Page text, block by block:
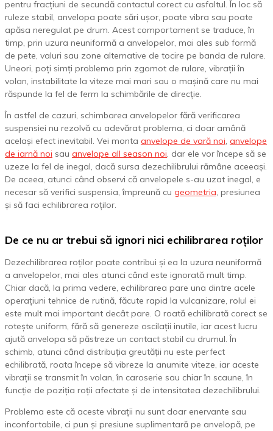
pentru fracțiuni de secundă contactul corect cu asfaltul. În loc să
ruleze stabil, anvelopa poate sări ușor, poate vibra sau poate
apăsa neregulat pe drum. Acest comportament se traduce, în
timp, prin uzura neuniformă a anvelopelor, mai ales sub formă
de pete, valuri sau zone alternative de tocire pe banda de rulare.
Uneori, poți simți problema prin zgomot de rulare, vibrații în
volan, instabilitate la viteze mai mari sau o mașină care nu mai
răspunde la fel de ferm la schimbările de direcție.
În astfel de cazuri, schimbarea anvelopelor fără verificarea
suspensiei nu rezolvă cu adevărat problema, ci doar amână
același efect inevitabil. Vei monta anvelope de vară noi, anvelope
de iarnă noi sau anvelope all season noi, dar ele vor începe să se
uzeze la fel de inegal, dacă sursa dezechilibrului rămâne aceeași.
De aceea, atunci când observi că anvelopele s-au uzat inegal, e
necesar să verifici suspensia, împreună cu geometria, presiunea
și să faci echilibrarea roților.
De ce nu ar trebui să ignori nici echilibrarea roților
Dezechilibrarea roților poate contribui și ea la uzura neuniformă
a anvelopelor, mai ales atunci când este ignorată mult timp.
Chiar dacă, la prima vedere, echilibrarea pare una dintre acele
operațiuni tehnice de rutină, făcute rapid la vulcanizare, rolul ei
este mult mai important decât pare. O roată echilibrată corect se
rotește uniform, fără să genereze oscilații inutile, iar acest lucru
ajută anvelopa să păstreze un contact stabil cu drumul. În
schimb, atunci când distribuția greutății nu este perfect
echilibrată, roata începe să vibreze la anumite viteze, iar aceste
vibrații se transmit în volan, în caroserie sau chiar în scaune, în
funcție de poziția roții afectate și de intensitatea dezechilibrului.
Problema este că aceste vibrații nu sunt doar enervante sau
inconfortabile, ci pun și presiune suplimentară pe anvelopă, pe